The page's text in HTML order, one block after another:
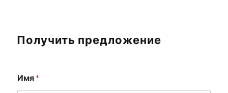
Получить предложение
Имя*